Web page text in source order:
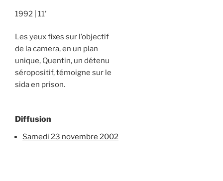
1992 11’
Les yeux fixes sur l’objectif
de la camera, en un plan
unique, Quentin, un détenu
séropositif, témoigne sur le
sida en prison.
Diffusion
samedi 23 novembre 2002